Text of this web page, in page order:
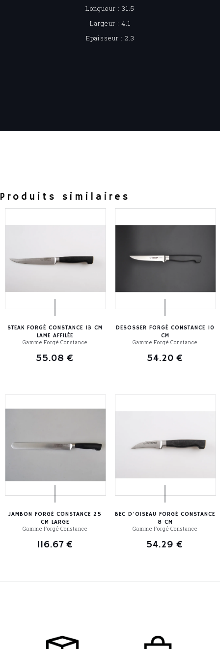
Longueur : 31.5
Largeur : 4.1
Epaisseur : 2.3
Produits similaires
STEAK FORGÉ CONSTANCE 13 CM
LAME AFFILÉE
Gamme Forgé Constance
55.08 €
DESOSSER FORGÉ CONSTANCE 10
CM
Gamme Forgé Constance
54.20 €
JAMBON FORGÉ CONSTANCE 25
CM LARGE
Gamme Forgé Constance
116.67 €
BEC D’OISEAU FORGÉ CONSTANCE
8 CM
Gamme Forgé Constance
54.29 €